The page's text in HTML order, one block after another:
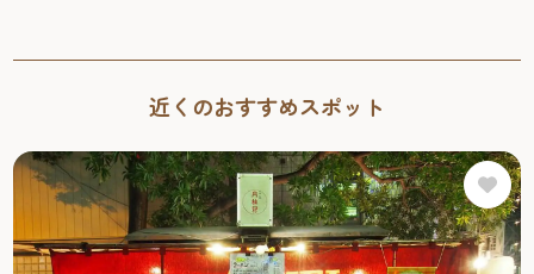
店主の粋な計らいにリピーターが続出 最初に訪れたのは、
BGMが流れる空間は明るく楽しい雰囲気で、誰もが気軽に
ろしさんをはじめ、スタッフもみんな明るく、屋台が初め
ての人でも緊張せず、自然とリラックスできる空間が広
がっている。 京都出身のひろしさんは、転勤で訪れた福岡
で屋台と出会い、自分でもやってみたいとの思いから3年前
近くのおすすめスポット